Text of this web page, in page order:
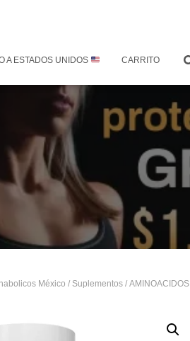
A ESTADOS UNIDOS CARRITO
México / Suplementos / AMINOACIDOS